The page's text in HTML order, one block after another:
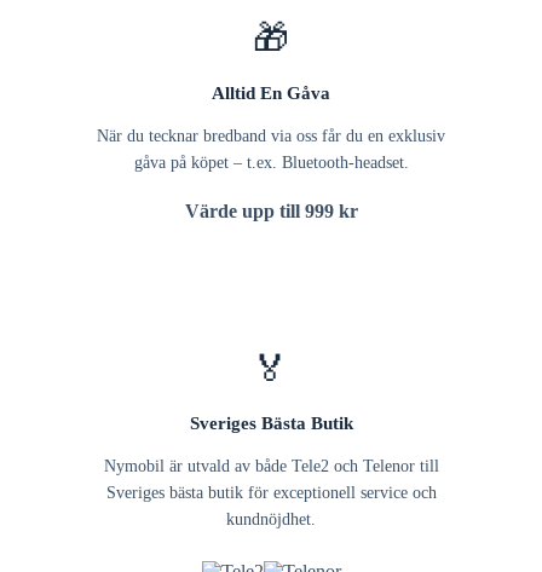
🎁
Alltid En Gåva
När du tecknar bredband via oss får du en exklusiv
gåva på köpet – t.ex. Bluetooth-headset.
Värde upp till 999 kr
🏅
Sveriges Bästa Butik
Nymobil är utvald av både Tele2 och Telenor till
Sveriges bästa butik för exceptionell service och
kundnöjdhet.